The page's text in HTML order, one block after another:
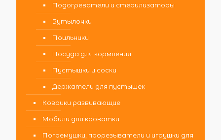
Подогреватели и стерилизаторы
Бутылочки
Поильники
Посуда для кормления
Пустышки и соски
Держатели для пустышек
Коврики развивающие
Мобили для кроватки
Погремушки, прорезыватели и игрушки для